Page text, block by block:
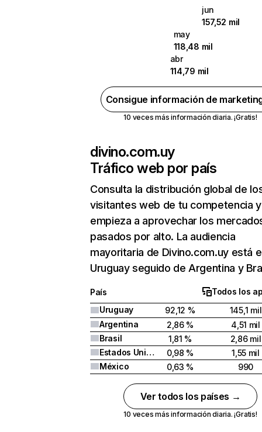
jun
157,52 mil
may
118,48 mil
abr
114,79 mil
Consigue información de
10 veces más información diaria. ¡Gratis!
divino.com.uy
Tráfico web por país
Consulta la distribución global de
visitantes web de tu competencia y
empieza a aprovechar los
pasados por alto. La audiencia
mayoritaria de Divino.com.uy está
Uruguay seguido de Argentina y
País
Todos los
Uruguay
92,12 %
145,1 mil
Argentina
2,86 %
4,51 mil
Brasil
1,81 %
2,86 mil
Estados Unidos
0,98 %
1,55 mil
México
0,63 % 990
Ver todos los países →
10 veces más información diaria. ¡Gratis!